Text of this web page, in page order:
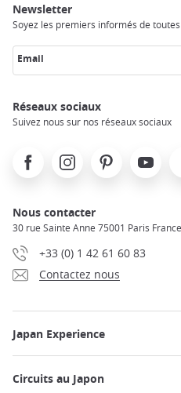
Newsletter
Soyez les premiers informés de
Email
Réseaux sociaux
Suivez nous sur nos réseaux sociaux
FacebookInstagramPinterest Youtube
Nous contacter
30 rue Sainte Anne 75001 Paris France
+33 (0) 1 42 61 60 83
Contactez nous
Japan Experience
Circuits au Japon